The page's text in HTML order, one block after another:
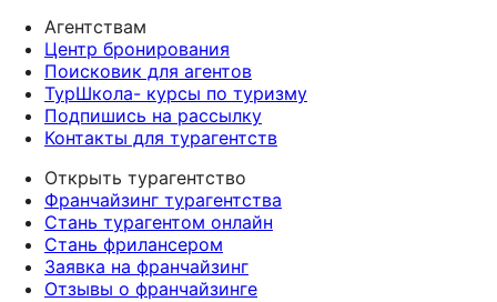
Агентствам
Центр бронирования
Поисковик для агентов
ТурШкола- курсы по туризму
Подпишись на рассылку
Контакты для турагентств
Открыть турагентство
Франчайзинг турагентства
Стань турагентом онлайн
Стань фрилансером
Заявка на франчайзинг
Отзывы о франчайзинге